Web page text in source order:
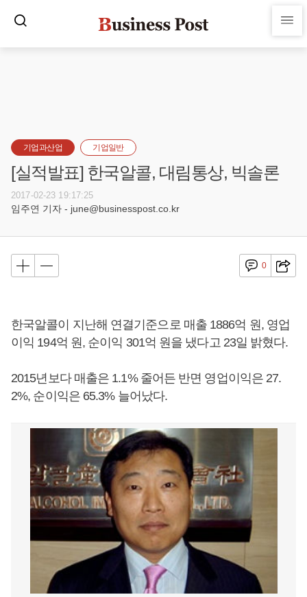
기업과산업 기업일반
[실적발표] 한국알콜, 대림통상, 빅솔론
2017-02-23 19:17:25
임주연 기자 - june@businesspost.co.kr
0
한국알콜이 지난해 연결기준으로 매출 1886억 원, 영업
이익 194억 원, 순이익 301억 원을 냈다고 23일 밝혔다.
2015년보다 매출은 1.1% 줄어든 반면 영업이익은 27.
2%, 순이익은 65.3% 늘어났다.